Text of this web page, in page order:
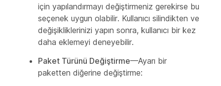
için yapılandırmayı değiştirmeniz gerekirse bu
seçenek uygun olabilir. Kullanıcı silindikten ve
değişikliklerinizi yapın sonra, kullanıcı bir kez
daha eklemeyi deneyebilir.
Paket Türünü Değiştirme—Ayarı bir
paketten diğerine değiştirme: